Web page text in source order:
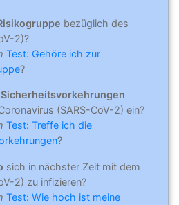
bezüglich des
2)?
Test: Gehöre ich zur
?
Sicherheitsvorkehrungen
(SARS-CoV-2) ein?
Test: Treffe ich die
?
sich in nächster Zeit mit dem
2) zu infizieren?
Test: Wie hoch ist meine